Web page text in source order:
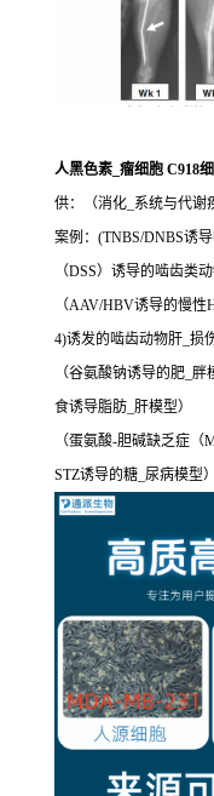
人黑色素_瘤细胞 C918
供：（消化_系统与代谢
案例：(TNBS/DNBS诱
（DSS）诱导的啮齿类
（AAV/HBV诱导的慢
4)诱发的啮齿动物肝_损
（谷氨酸钠诱导的肥_
食诱导脂肪_肝模型）
（蛋氨酸-胆碱缺乏症
STZ诱导的糖_尿病模型